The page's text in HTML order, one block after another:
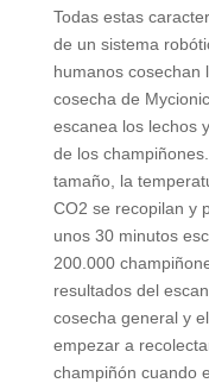
Todas estas
de un sistema
humanos cosechan
cosecha de
escanea los lechos
de los
tamaño, la
CO2 se recopilan y
unos 30 minutos
200.000
resultados del
cosecha general y
empezar a
champiñón cuando